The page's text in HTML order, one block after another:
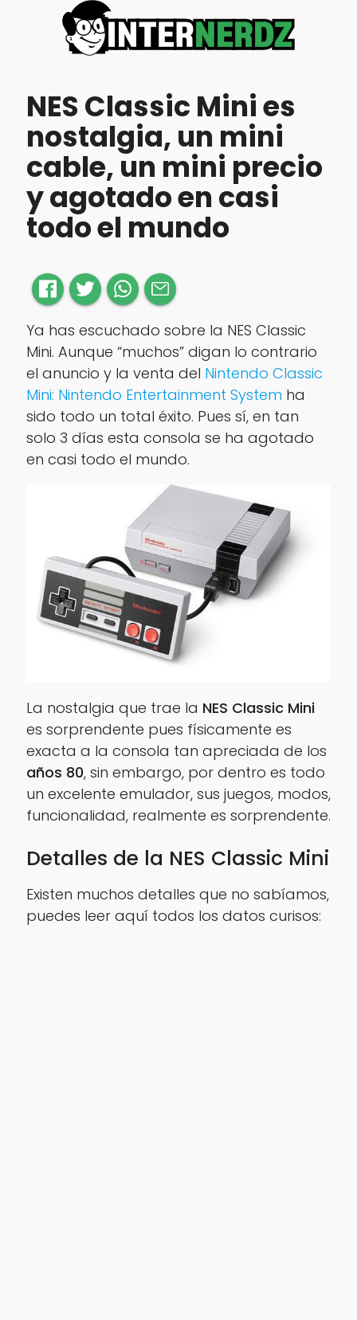
NES Classic Mini es
nostalgia, un mini
cable, un mini precio
y agotado en casi
todo el mundo
Ya has escuchado sobre la NES Classic
Mini. Aunque “muchos” digan lo contrario
el anuncio y la venta del Nintendo Classic
Mini: Nintendo Entertainment System ha
sido todo un total éxito. Pues sí, en tan
solo 3 días esta consola se ha agotado
en casi todo el mundo.
La nostalgia que trae la NES Classic Mini
es sorprendente pues físicamente es
exacta a la consola tan apreciada de los
años 80, sin embargo, por dentro es todo
un excelente emulador, sus juegos, modos,
funcionalidad, realmente es sorprendente.
Detalles de la NES Classic Mini
Existen muchos detalles que no sabíamos,
puedes leer aquí todos los datos curisos: